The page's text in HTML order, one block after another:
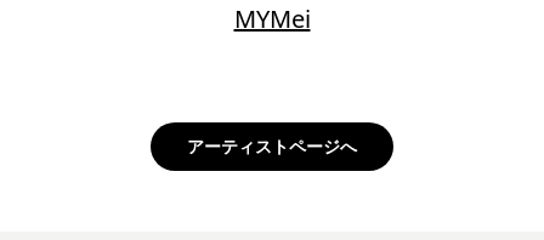
MYMei
アーティストページへ